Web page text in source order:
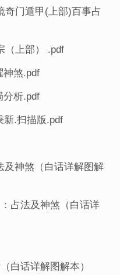
奇门遁甲(上部)百事占
（上部） .pdf
神煞.pdf
分析.pdf
新.扫描版.pdf
及神煞（白话详解图解
占法及神煞（白话详
白话详解图解本）